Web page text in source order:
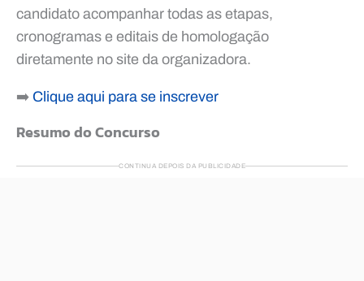
candidato acompanhar todas as etapas,
cronogramas e editais de homologação
diretamente no site da organizadora.
➡️ Clique aqui para se inscrever
Resumo do Concurso
CONTINUA DEPOIS DA PUBLICIDADE